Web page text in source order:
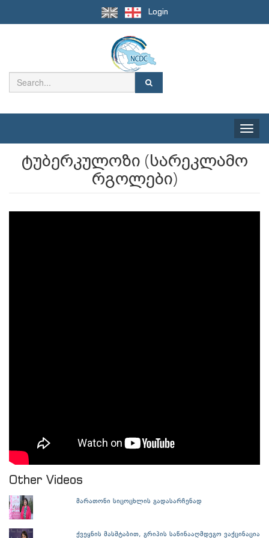
Login
Toggle
ტუბერკულოზი (სარეკლამო
რგოლები)
Other Videos
მარათონი სიცოცხლის გადასარჩენად
ქვეყნის მასშტაბით, გრიპის საწინააღმდეგო ვაქცინაცია